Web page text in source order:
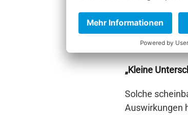
positiven
herausstellen,
ertragen.
„Kleine
Solche
Auswirkungen